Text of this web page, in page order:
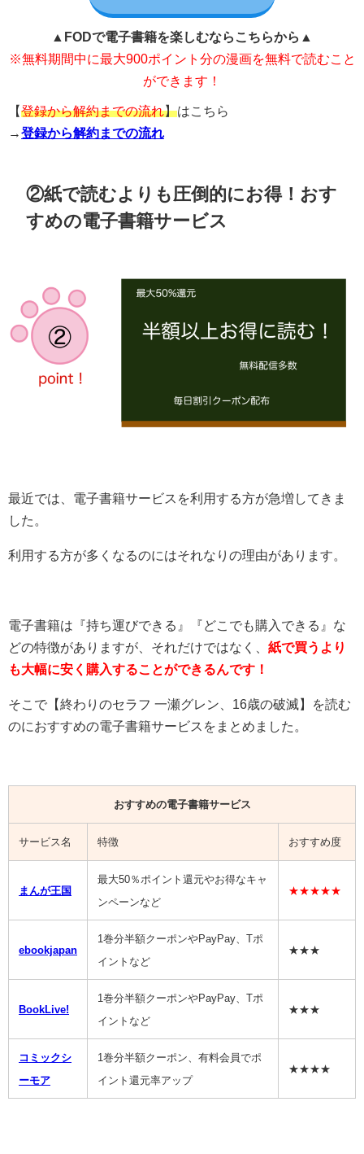
▲FODで電子書籍を楽しむならこちらから▲
※無料期間中に最大900ポイント分の漫画を無料で読むこと
ができます！
【登録から解約までの流れ】はこちら
→登録から解約までの流れ
②紙で読むよりも圧倒的にお得！おす
すめの電子書籍サービス
最近では、電子書籍サービスを利用する方が急増してきま
した。
利用する方が多くなるのにはそれなりの理由があります。
電子書籍は『持ち運びできる』『どこでも購入できる』な
どの特徴がありますが、それだけではなく、 紙で買うより
も大幅に安く購入することができるんです！
そこで【終わりのセラフ 一瀬グレン、16歳の破滅】を読む
のにおすすめの電子書籍サービスをまとめました。
おすすめの電子書籍サービス
サービス名 特徴 おすすめ度
まんが王国
最大50％ポイント還元やお得なキャ
ンペーンなど
★★★★★
ebookjapan
1巻分半額クーポンやPayPay、Tポ
イントなど
★★★
BookLive!
1巻分半額クーポンやPayPay、Tポ
イントなど
★★★
コミックシ
ーモア
1巻分半額クーポン、有料会員でポ
イント還元率アップ
★★★★